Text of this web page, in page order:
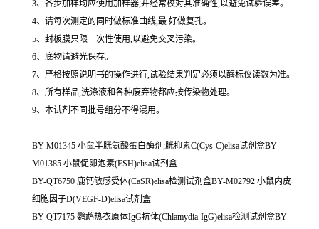
3、各步加样均应使用加样器,并经常校对其准确性,以避免试验误差。
4、请每次测定的同时做标准曲线,最 好做复孔。
5、封板膜只限一次性使用,以避免交叉污染。
6、底物请避光保存。
7、严格按照说明书的操作进行,试验结果判定必须以酶标仪读数为准。
8、所有样品,洗涤液和各种废弃物都应按传染物处理。
9、本试剂不同批号组分不得混用。
BY-M01345 小鼠半胱氨酸蛋白酶剂;胱抑素C(Cys-C)elisa试剂盒BY-
M01385 小鼠促卵泡素(FSH)elisa试剂盒
BY-QT6750 鹿钙敏感受体(CaSR)elisa检测试剂盒BY-M02792 小鼠内皮
细胞因子D(VEGF-D)elisa试剂盒
BY-QT7175 鹦鹉热衣原体IgG抗体(Chlamydia-IgG)elisa检测试剂盒BY-